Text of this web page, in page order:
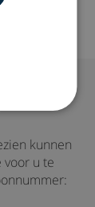
van
of
kunnen
u te